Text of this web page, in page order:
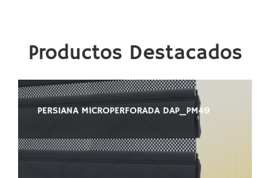
Productos Destacados
PERSIANA MICROPERFORADA DAP_PM49